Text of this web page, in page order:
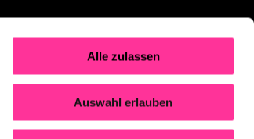
Alle zulassen
Auswahl erlauben